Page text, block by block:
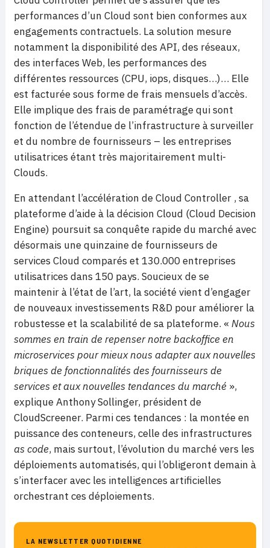
performances d’un Cloud sont bien conformes aux
engagements contractuels. La solution mesure
notamment la disponibilité des API, des réseaux,
des interfaces Web, les performances des
différentes ressources (CPU, iops, disques…)… Elle
est facturée sous forme de frais mensuels d’accès.
Elle implique des frais de paramétrage qui sont
fonction de l’étendue de l’infrastructure à surveiller
et du nombre de fournisseurs – les entreprises
utilisatrices étant très majoritairement multi-
Clouds.
En attendant l’accélération de Cloud Controller , sa
plateforme d’aide à la décision Cloud (Cloud Decision
Engine) poursuit sa conquête rapide du marché avec
désormais une quinzaine de fournisseurs de
services Cloud comparés et 130.000 entreprises
utilisatrices dans 150 pays. Soucieux de se
maintenir à l’état de l’art, la société vient d’engager
de nouveaux investissements R&D pour améliorer la
robustesse et la scalabilité de sa plateforme. « Nous
sommes en train de repenser notre backoffice en
microservices pour mieux nous adapter aux nouvelles
briques de fonctionnalités des fournisseurs de
services et aux nouvelles tendances du marché »,
explique Anthony Sollinger, président de
CloudScreener. Parmi ces tendances : la montée en
puissance des conteneurs, celle des infrastructures
as code, mais surtout, l’évolution du marché vers les
déploiements automatisés, qui l’obligeront demain à
s’interfacer avec les intelligences artificielles
orchestrant ces déploiements.
LA NEWSLETTER QUOTIDIENNE